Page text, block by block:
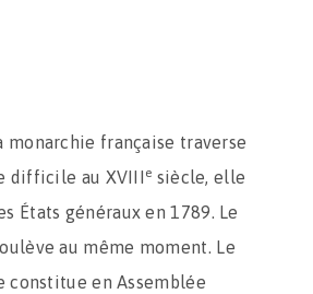
monarchie française traverse
difficile au XVIII e siècle, elle
États généraux en 1789. Le
au même moment. Le
constitue en Assemblée